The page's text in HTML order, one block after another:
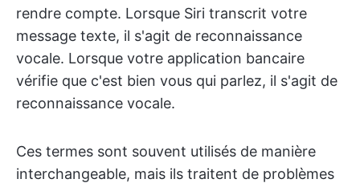
rendre compte. Lorsque Siri transcrit votre
message texte, il s'agit de reconnaissance
vocale. Lorsque votre application bancaire
vérifie que c'est bien vous qui parlez, il s'agit de
reconnaissance vocale.
Ces termes sont souvent utilisés de manière
interchangeable, mais ils traitent de problèmes